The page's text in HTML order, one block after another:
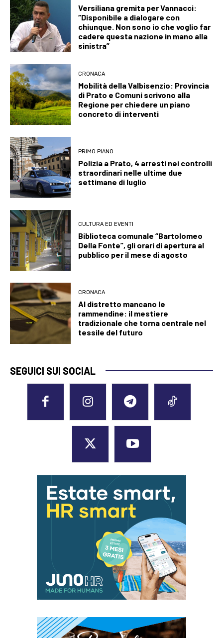
Versiliana gremita per Vannacci:
“Disponibile a dialogare con
chiunque. Non sono io che voglio far
cadere questa nazione in mano alla
sinistra”
CRONACA
Mobilità della Valbisenzio: Provincia
di Prato e Comuni scrivono alla
Regione per chiedere un piano
concreto di interventi
PRIMO PIANO
Polizia a Prato, 4 arresti nei controlli
straordinari nelle ultime due
settimane di luglio
CULTURA ED EVENTI
Biblioteca comunale “Bartolomeo
Della Fonte”, gli orari di apertura al
pubblico per il mese di agosto
CRONACA
Al distretto mancano le
rammendine: il mestiere
tradizionale che torna centrale nel
tessile del futuro
SEGUICI SUI SOCIAL